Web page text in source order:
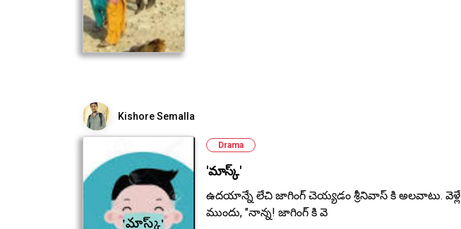
Kishore Semalla
Drama
'మాస్క్'
ఉదయాన్నే లేచి జాగింగ్ చెయ్యడం శ్రీనివాస్ కి అలవాటు. వెళ్లే
ముందు, "నాన్న! జాగింగ్ కి వె